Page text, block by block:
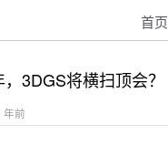
首页
3DGS将横扫顶会？
年前